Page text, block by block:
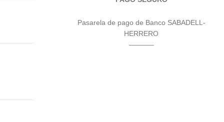
Pasarela de pago de Banco SABADELL-
HERRERO
———–